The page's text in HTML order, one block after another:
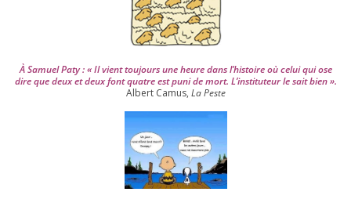
À Samuel Paty : « Il vient tou­jours une heure dans l’his­toire où celui qui ose
dire que deux et deux font quatre est puni de mort. L’instituteur le sait bien ».
Albert Camus, La Peste